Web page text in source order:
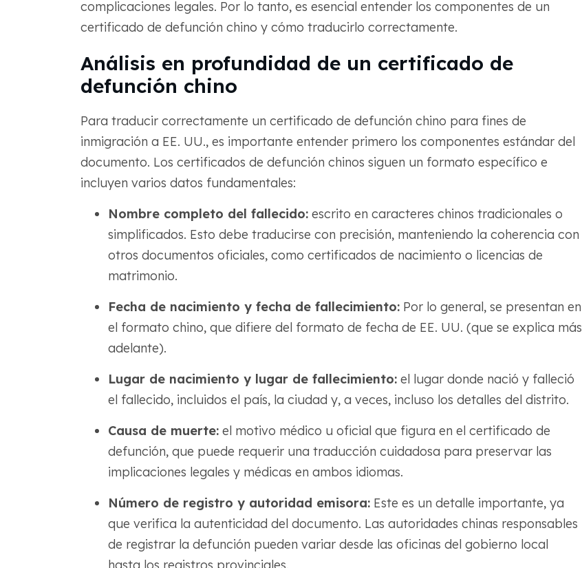
complicaciones legales. Por lo tanto, es esencial entender los componentes de un
certificado de defunción chino y cómo traducirlo correctamente.
Análisis en profundidad de un certificado de
defunción chino
Para traducir correctamente un certificado de defunción chino para fines de
inmigración a EE. UU., es importante entender primero los componentes estándar del
documento. Los certificados de defunción chinos siguen un formato específico e
incluyen varios datos fundamentales:
Nombre completo del fallecido:escrito en caracteres chinos tradicionales o
simplificados. Esto debe traducirse con precisión, manteniendo la coherencia con
otros documentos oficiales, como certificados de nacimiento o licencias de
matrimonio.
Fecha de nacimiento y fecha de fallecimiento:Por lo general, se presentan en
el formato chino, que difiere del formato de fecha de EE. UU. (que se explica más
adelante).
Lugar de nacimiento y lugar de fallecimiento:el lugar donde nació y falleció
el fallecido, incluidos el país, la ciudad y, a veces, incluso los detalles del distrito.
Causa de muerte:el motivo médico u oficial que figura en el certificado de
defunción, que puede requerir una traducción cuidadosa para preservar las
implicaciones legales y médicas en ambos idiomas.
Número de registro y autoridad emisora:Este es un detalle importante, ya
que verifica la autenticidad del documento. Las autoridades chinas responsables
de registrar la defunción pueden variar desde las oficinas del gobierno local